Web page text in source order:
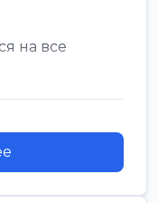
на все